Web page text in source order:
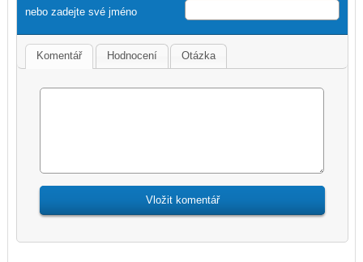
nebo zadejte své jméno
Komentář Hodnocení Otázka